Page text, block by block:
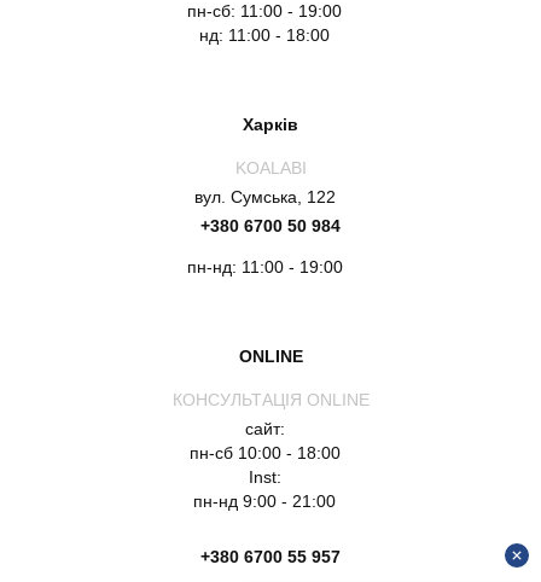
пн-сб: 11:00 - 19:00
нд: 11:00 - 18:00
Харків
KOALABI
вул. Сумська, 122
+380 6700 50 984
пн-нд: 11:00 - 19:00
ONLINE
КОНСУЛЬТАЦІЯ ONLINE
сайт:
пн-сб 10:00 - 18:00
Inst:
пн-нд 9:00 - 21:00
+380 6700 55 957